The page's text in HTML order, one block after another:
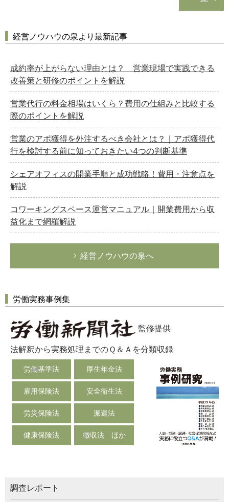
経営ノウハウの泉より最新記事
成約率が上がらない理由とは？ 営業現場で実践できる
改善策と研修のポイントを解説
営業代行の料金相場はいくら？費用の仕組みと比較する
際のポイントを解説
営業のアポ獲得を外注するべき会社とは？｜アポ獲得代
行を検討する前に知っておきたい4つの判断基準
シェアオフィスの開業手順と成功戦略！費用・注意点を
解説
コワーキングスペース運営マニュアル｜開業費用から収
益化まで網羅解説
経営ノウハウの泉へ
労働実務事例集
監修提供
法解釈から実務処理までのＱ＆Ａを分類収録
労働基準法 厚生年金法
雇用保険法 安全衛生法
労災保険法 派遣法
健康保険法 徴収法 ほか
調査レポート